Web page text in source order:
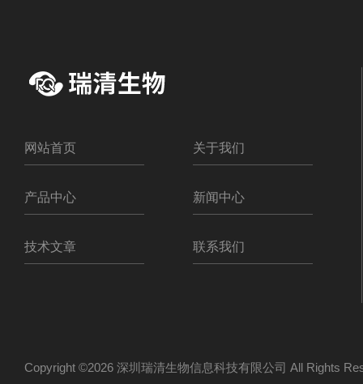
网站首页 关于我们
产品中心 新闻中心
技术文章 联系我们
Copyright ©2026 深圳瑞清生物信息科技有限公司 All Rights